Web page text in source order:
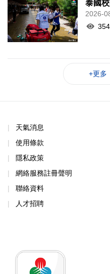
泰國
2026-
354
+更多
天氣消息
使用條款
隱私政策
網絡服務註冊聲明
聯絡資料
人才招聘